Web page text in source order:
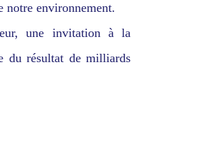
notre environnement.
une invitation à la
du résultat de milliards